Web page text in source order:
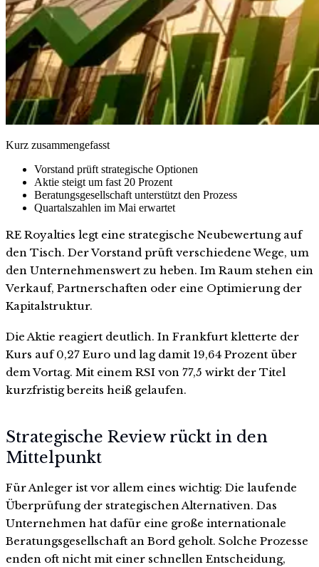
Kurz zusammengefasst
Vorstand prüft strategische Optionen
Aktie steigt um fast 20 Prozent
Beratungsgesellschaft unterstützt den Prozess
Quartalszahlen im Mai erwartet
RE Royalties legt eine strategische Neubewertung auf
den Tisch. Der Vorstand prüft verschiedene Wege, um
den Unternehmenswert zu heben. Im Raum stehen ein
Verkauf, Partnerschaften oder eine Optimierung der
Kapitalstruktur.
Die Aktie reagiert deutlich. In Frankfurt kletterte der
Kurs auf 0,27 Euro und lag damit 19,64 Prozent über
dem Vortag. Mit einem RSI von 77,5 wirkt der Titel
kurzfristig bereits heiß gelaufen.
Strategische Review rückt in den
Mittelpunkt
Für Anleger ist vor allem eines wichtig: Die laufende
Überprüfung der strategischen Alternativen. Das
Unternehmen hat dafür eine große internationale
Beratungsgesellschaft an Bord geholt. Solche Prozesse
enden oft nicht mit einer schnellen Entscheidung,